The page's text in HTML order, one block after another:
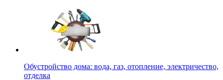
Обустройство дома: вода, газ, отопление, электричество,
отделка